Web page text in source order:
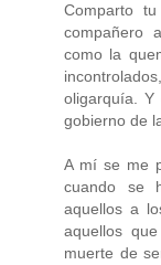
Comparto
compañero
como la
oligarquía. Y
gobierno de
A mí se me
cuando se
aquellos a
aquellos
muerte de